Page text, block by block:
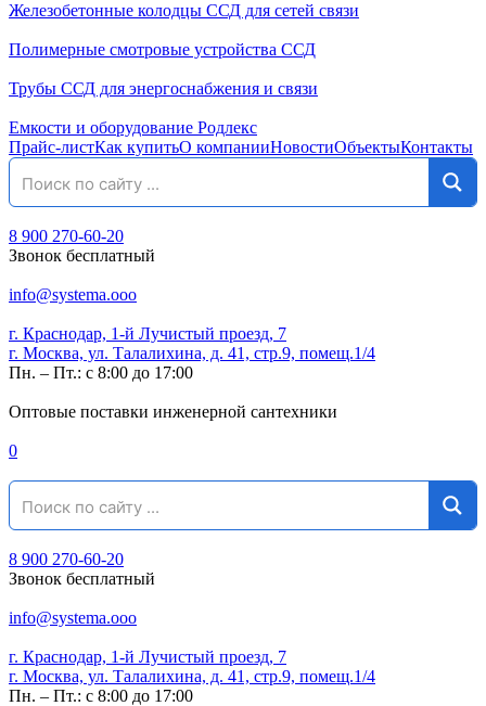
Железобетонные колодцы ССД для сетей связи
Полимерные смотровые устройства ССД
Трубы ССД для энергоснабжения и связи
Емкости и оборудование Родлекс
Прайс-листКак купитьО компанииНовостиОбъектыКонтакты
8 900 270-60-20
Звонок бесплатный
info@systema.ooo
г. Краснодар, 1-й Лучистый проезд, 7
г. Москва, ул. Талалихина, д. 41, стр.9, помещ.1/4
Пн. – Пт.: с 8:00 до 17:00
Оптовые поставки инженерной сантехники
0
8 900 270-60-20
Звонок бесплатный
info@systema.ooo
г. Краснодар, 1-й Лучистый проезд, 7
г. Москва, ул. Талалихина, д. 41, стр.9, помещ.1/4
Пн. – Пт.: с 8:00 до 17:00